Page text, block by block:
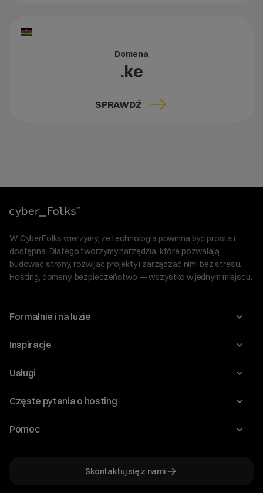
Domena
.ke
SPRAWDŹ
W CyberFolks wierzymy, że technologia powinna być prosta i
dostępna. Dlatego tworzymy narzędzia, które pozwalają
budować strony, rozwijać projekty i zarządzać nimi bez stresu.
Hosting, domeny, bezpieczeństwo — wszystko w jednym miejscu.
Formalnie i na luzie
O nas
Program Korzyści dla Inwestorów
Regulaminy i specyfikacje
Inspiracje
Blog
WordPress
Audyt stron
Usługi
Domeny
Hosting dla WooCommerce
Częste pytania o hosting
Jak przenieść stronę?
Pomoc
Skontaktuj się z nami